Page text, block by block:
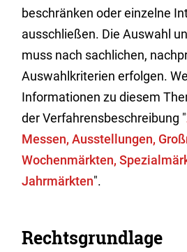
beschränken oder einzelne
ausschließen. Die Auswahl
muss nach sachlichen,
Auswahlkriterien erfolgen.
Informationen zu diesem
der Verfahrensbeschreibung "
Messen, Ausstellungen,
Wochenmärkten,
Jahrmärkten".
Rechtsgrundlage